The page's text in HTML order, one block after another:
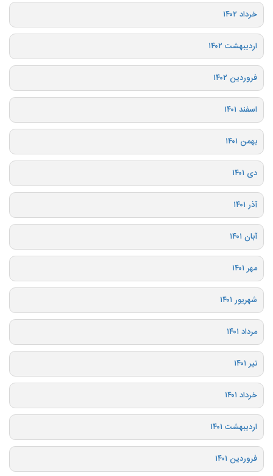
خرداد ۱۴۰۲
اردیبهشت ۱۴۰۲
فروردین ۱۴۰۲
اسفند ۱۴۰۱
بهمن ۱۴۰۱
دی ۱۴۰۱
آذر ۱۴۰۱
آبان ۱۴۰۱
مهر ۱۴۰۱
شهریور ۱۴۰۱
مرداد ۱۴۰۱
تیر ۱۴۰۱
خرداد ۱۴۰۱
اردیبهشت ۱۴۰۱
فروردین ۱۴۰۱